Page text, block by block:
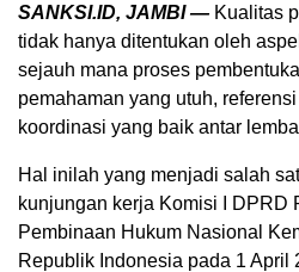
SANKSI.ID, ‎JAMBI — Kualitas
tidak hanya ditentukan oleh
sejauh mana proses
pemahaman yang utuh,
koordinasi yang baik antar
‎Hal inilah yang menjadi salah
kunjungan kerja Komisi I DPRD
Pembinaan Hukum Nasional
Republik Indonesia pada 1 April